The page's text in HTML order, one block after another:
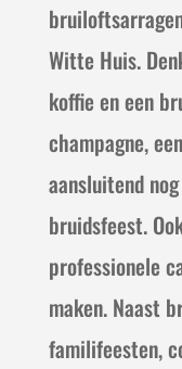
Witte Huis.
koffie en een
champagne,
aansluitend
bruidsfeest.
professionele
maken. Naast
familifeesten,